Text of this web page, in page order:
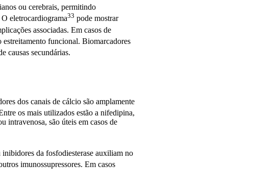
ou cerebrais, permitindo
O eletrocardiograma33 pode mostrar
associadas. Em casos de
estreitamento funcional. Biomarcadores
causas secundárias.
dos canais de cálcio são amplamente
os mais utilizados estão a nifedipina,
intravenosa, são úteis em casos de
da fosfodiesterase auxiliam no
imunossupressores. Em casos